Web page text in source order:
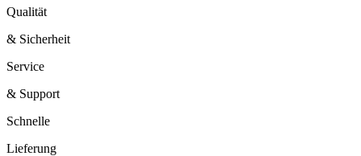
Qualität
& Sicherheit
Service
& Support
Schnelle
Lieferung